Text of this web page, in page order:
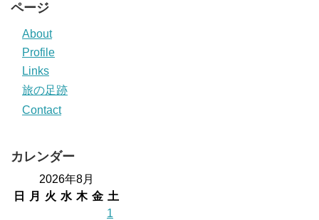
ページ
About
Profile
Links
旅の足跡
Contact
カレンダー
2026年8月
日
月 火 水 木 金 土
1